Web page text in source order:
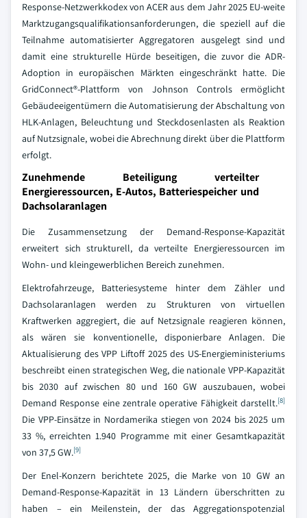
Response-Netzwerkkodex von ACER aus dem Jahr 2025 EU-weite
Marktzugangsqualifikationsanforderungen, die speziell auf die
Teilnahme automatisierter Aggregatoren ausgelegt sind und
damit eine strukturelle Hürde beseitigen, die zuvor die ADR-
Adoption in europäischen Märkten eingeschränkt hatte. Die
GridConnect®-Plattform von Johnson Controls ermöglicht
Gebäudeeigentümern die Automatisierung der Abschaltung von
HLK-Anlagen, Beleuchtung und Steckdosenlasten als Reaktion
auf Nutzsignale, wobei die Abrechnung direkt über die Plattform
erfolgt.
Zunehmende Beteiligung verteilter
Energieressourcen, E-Autos, Batteriespeicher und
Dachsolaranlagen
Die Zusammensetzung der Demand-Response-Kapazität
erweitert sich strukturell, da verteilte Energieressourcen im
Wohn- und kleingewerblichen Bereich zunehmen.
Elektrofahrzeuge, Batteriesysteme hinter dem Zähler und
Dachsolaranlagen werden zu Strukturen von virtuellen
Kraftwerken aggregiert, die auf Netzsignale reagieren können,
als wären sie konventionelle, disponierbare Anlagen. Die
Aktualisierung des VPP Liftoff 2025 des US-Energieministeriums
beschreibt einen strategischen Weg, die nationale VPP-Kapazität
bis 2030 auf zwischen 80 und 160 GW auszubauen, wobei
Demand Response eine zentrale operative Fähigkeit darstellt.[8]
Die VPP-Einsätze in Nordamerika stiegen von 2024 bis 2025 um
33 %, erreichten 1.940 Programme mit einer Gesamtkapazität
von 37,5 GW.[9]
Der Enel-Konzern berichtete 2025, die Marke von 10 GW an
Demand-Response-Kapazität in 13 Ländern überschritten zu
haben – ein Meilenstein, der das Aggregationspotenzial